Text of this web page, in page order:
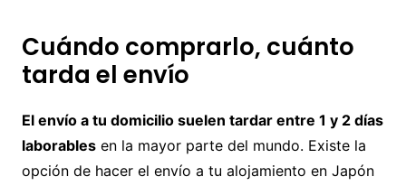
Cuándo comprarlo, cuánto
tarda el envío
El envío a tu domicilio suelen tardar entre 1 y 2 días
laborablesen la mayor parte del mundo. Existe la
opción de hacer el envío a tu alojamiento en Japón